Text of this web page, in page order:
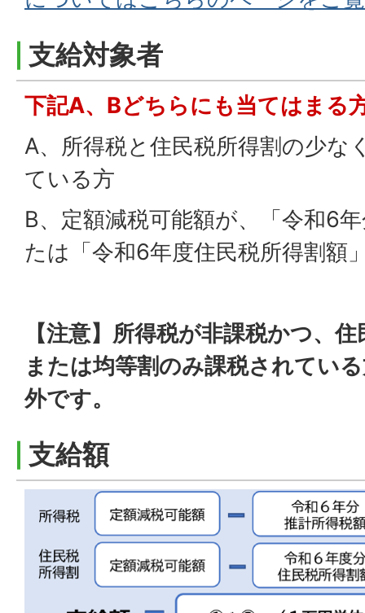
支給対象者
下記A、Bどちらにも当てはまる
A、所得税と住民税所得割の少な
ている方
B、定額減税可能額が、「令和6
たは「令和6年度住民税所得割額
【注意】所得税が非課税かつ、
または均等割のみ課税されてい
外です。
支給額